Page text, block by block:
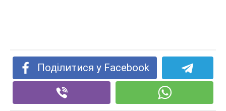
Поділитися у Facebook